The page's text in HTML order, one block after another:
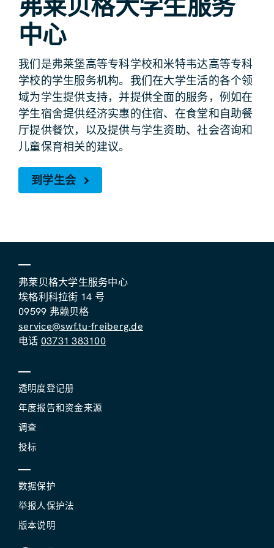
中心
我们是弗莱堡高等专科学校和米特韦达高等专科
学校的学生服务机构。我们在大学生活的各个领
域为学生提供支持，并提供全面的服务，例如在
学生宿舍提供经济实惠的住宿、在食堂和自助餐
厅提供餐饮，以及提供与学生资助、社会咨询和
儿童保育相关的建议。
到学生会
弗莱贝格大学生服务中心
埃格利科拉街 14 号
09599 弗赖贝格
service@swf.tu-freiberg.de
电话 03731 383100
透明度登记册
年度报告和资金来源
调查
投标
数据保护
举报人保护法
版本说明